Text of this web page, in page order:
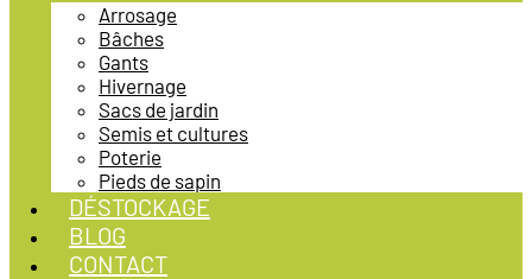
Arrosage
Bâches
Gants
Hivernage
Sacs de jardin
Semis et cultures
Poterie
Pieds de sapin
DÉSTOCKAGE
BLOG
CONTACT